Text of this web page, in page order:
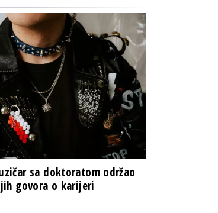
sa doktoratom održao
govora o karijeri